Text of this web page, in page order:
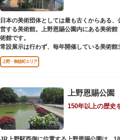
子ども動物園「すてっぷ」では、小動物を間
の大切さや生きものの魅力が学べる体験プ
歩き疲れたり、お腹が空いてきたら、園内
休憩しましょう。それぞれのお店で、動物た
ドやスイーツが食べられます。オリジナルグ
も必見です。
日本の美術団体としては最も古くからある
営する美術館。上野恩賜公園内にある美術
術館です。
常設展示は行わず、毎年開催している美術
展）、公募展（上野の森美術館大賞展、日本
ガから書展にいたるまで定期的に多彩なジャ
別館の1階には、小企画展などの開催もでき
そして、3階には上野の森アートスクールが
対象とした油彩・アクリル、水彩、日本画の
発講座などを開催しています。
上野・御徒町エリア
上野恩賜公園
150年以上の歴